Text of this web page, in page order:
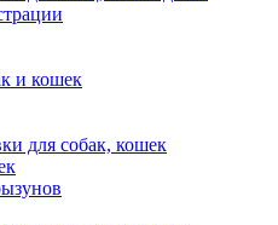
и кошек
для собак, кошек